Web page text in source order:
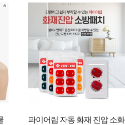
파이어립 자동 화재 진압 소화